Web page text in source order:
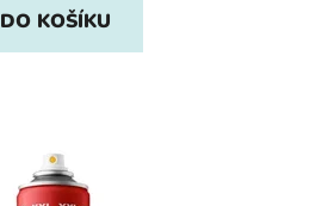
DO KOŠÍKU